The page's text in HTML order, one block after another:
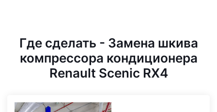
Где сделать - Замена шкива
компрессора кондиционера
Renault Scenic RX4